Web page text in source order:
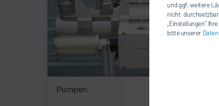
und ggf. weitere
nicht
„Einstellungen“
bitte unserer
Pumpen